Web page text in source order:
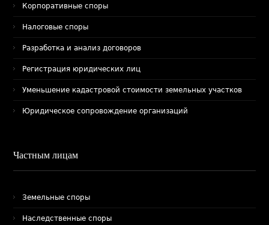
Корпоративные споры
Налоговые споры
Разработка и анализ договоров
Регистрация юридических лиц
Уменьшение кадастровой стоимости земельных участков
Юридическое сопровождение организаций
Частным лицам
Земельные споры
Наследственные споры